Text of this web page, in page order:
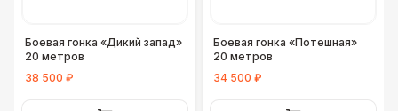
Боевая гонка «Дикий запад»
20 метров
38 500 ₽
Боевая гонка «Потешная»
20 метров
34 500 ₽